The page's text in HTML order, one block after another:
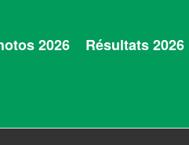
2026 Résultats 2026